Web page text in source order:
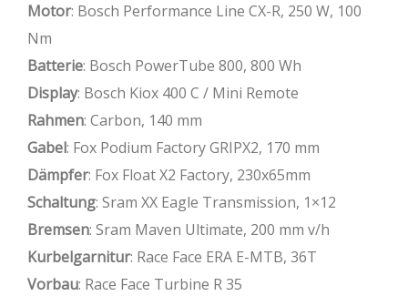
Motor: Bosch Performance Line CX-R, 250 W, 100
Nm
Batterie: Bosch PowerTube 800, 800 Wh
Display: Bosch Kiox 400 C / Mini Remote
Rahmen: Carbon, 140 mm
Gabel: Fox Podium Factory GRIPX2, 170 mm
Dämpfer: Fox Float X2 Factory, 230x65mm
Schaltung: Sram XX Eagle Transmission, 1×12
Bremsen: Sram Maven Ultimate, 200 mm v/h
Kurbelgarnitur: Race Face ERA E-MTB, 36T
Vorbau: Race Face Turbine R 35